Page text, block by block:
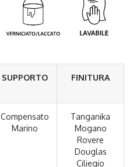
SUPPORTO FINITURA
Compensato
Marino
Tanganika
Mogano
Rovere
Douglas
Ciliegio